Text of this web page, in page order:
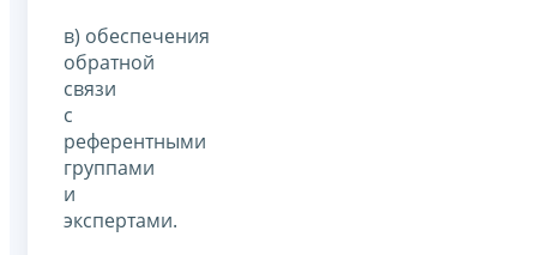
в) обеспечения
обратной
связи
с
референтными
группами
и
экспертами.